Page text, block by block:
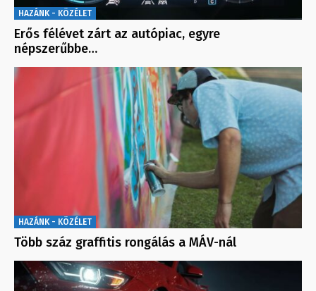
HAZÁNK - KÖZÉLET
Erős félévet zárt az autópiac, egyre
népszerűbbe…
HAZÁNK - KÖZÉLET
Több száz graffitis rongálás a MÁV-nál